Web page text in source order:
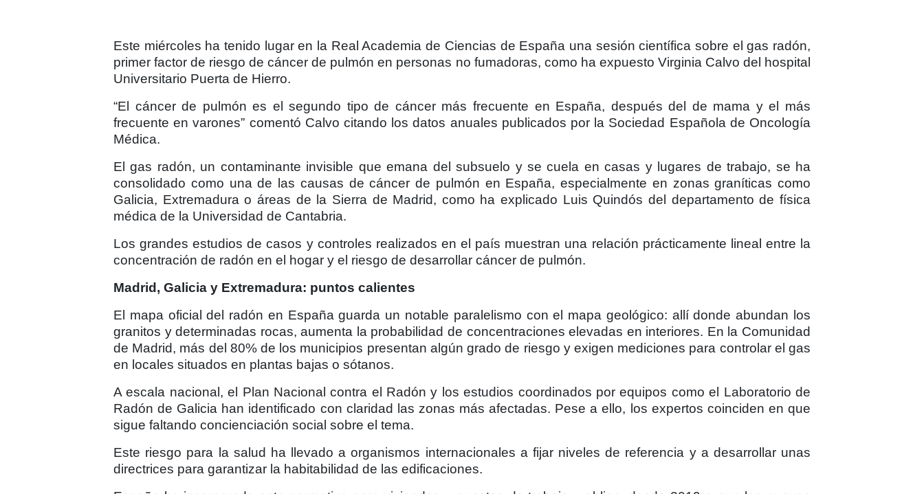
Este miércoles ha tenido lugar en la Real Academia de Ciencias de España una sesión científica sobre el gas radón,
primer factor de riesgo de cáncer de pulmón en personas no fumadoras, como ha expuesto Virginia Calvo del hospital
Universitario Puerta de Hierro.
“El cáncer de pulmón es el segundo tipo de cáncer más frecuente en España, después del de mama y el más
frecuente en varones” comentó Calvo citando los datos anuales publicados por la Sociedad Española de Oncología
Médica.
El gas radón, un contaminante invisible que emana del subsuelo y se cuela en casas y lugares de trabajo, se ha
consolidado como una de las causas de cáncer de pulmón en España, especialmente en zonas graníticas como
Galicia, Extremadura o áreas de la Sierra de Madrid, como ha explicado Luis Quindós del departamento de física
médica de la Universidad de Cantabria.
Los grandes estudios de casos y controles realizados en el país muestran una relación prácticamente lineal entre la
concentración de radón en el hogar y el riesgo de desarrollar cáncer de pulmón.
Madrid, Galicia y Extremadura: puntos calientes
El mapa oficial del radón en España guarda un notable paralelismo con el mapa geológico: allí donde abundan los
granitos y determinadas rocas, aumenta la probabilidad de concentraciones elevadas en interiores. En la Comunidad
de Madrid, más del 80% de los municipios presentan algún grado de riesgo y exigen mediciones para controlar el gas
en locales situados en plantas bajas o sótanos.
A escala nacional, el Plan Nacional contra el Radón y los estudios coordinados por equipos como el Laboratorio de
Radón de Galicia han identificado con claridad las zonas más afectadas. Pese a ello, los expertos coinciden en que
sigue faltando concienciación social sobre el tema.
Este riesgo para la salud ha llevado a organismos internacionales a fijar niveles de referencia y a desarrollar unas
directrices para garantizar la habitabilidad de las edificaciones.